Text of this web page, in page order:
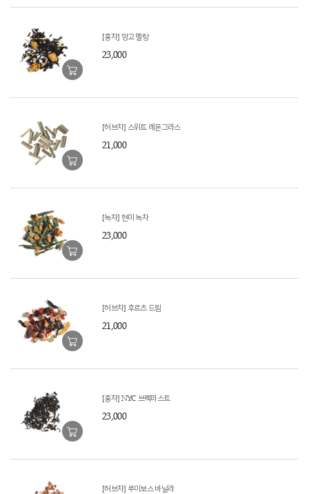
[홍차] 망고 멜랑
23,000
[허브차] 스위트 레몬그라스
21,000
[녹차] 현미 녹차
23,000
[허브차] 후르츠 드림
21,000
[홍차] NYC 브렉퍼스트
23,000
[허브차] 루이보스 바닐라